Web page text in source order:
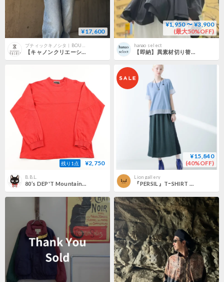
¥17,600
【キャノンクリエーション/Arumlily/アロムリリー/ブラウス
¥1,950 〜 ¥3,900
(最大50%OFF)
hanao select
【即納】異素材切り替え 裾フリルデザイン プルオーバートップス
残り1点 ¥2,750
B.B.L.
80’s DEP'T Mountain Song デプト マウンテンソング 切り替え長袖カットソー サイズ不明 レット 色落ち要注意！ジャンク 色落ち要注意！
¥15,840
(40%OFF)
Lion gallery
『PERSIL』TｰSHIRT 215